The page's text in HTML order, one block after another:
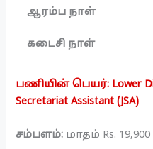
ஆரம்ப நாள்
கடைசி நாள்
பணியின் பெயர்: Lower
Secretariat Assistant (JSA)
சம்பளம்: மாதம் Rs.